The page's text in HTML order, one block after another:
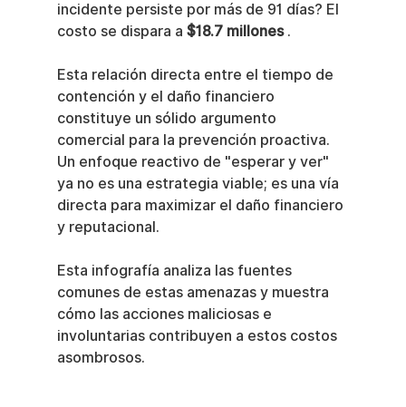
incidente persiste por más de 91 días? El
costo se dispara a $18.7 millones .
Esta relación directa entre el tiempo de
contención y el daño financiero
constituye un sólido argumento
comercial para la prevención proactiva.
Un enfoque reactivo de "esperar y ver"
ya no es una estrategia viable; es una vía
directa para maximizar el daño financiero
y reputacional.
Esta infografía analiza las fuentes
comunes de estas amenazas y muestra
cómo las acciones maliciosas e
involuntarias contribuyen a estos costos
asombrosos.